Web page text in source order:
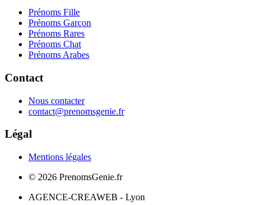
Prénoms Fille
Prénoms Garçon
Prénoms Rares
Prénoms Chat
Prénoms Arabes
Contact
Nous contacter
contact@prenomsgenie.fr
Légal
Mentions légales
© 2026 PrenomsGenie.fr
AGENCE-CREAWEB - Lyon